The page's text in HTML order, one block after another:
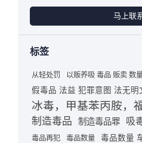
马上联
标签
从轻处罚 以贩养吸 毒品 贩卖 数
假毒品 法益 犯罪意图 法无明
冰毒，甲基苯丙胺，
制造毒品 制造毒品罪 吸
毒品再犯 毒品数量 毒品数量